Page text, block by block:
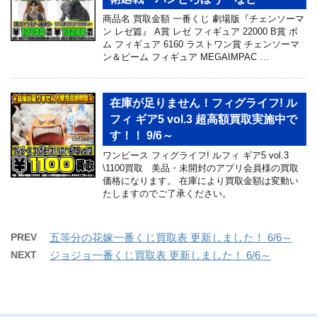
商品名 買取金額 一番くじ 劇場版『チェンソーマ
ン レゼ篇』 A賞 レゼ フィギュア 22000 B賞 ボ
ム フィギュア 6160 ラストワン賞 チェンソーマ
ン＆ビーム フィギュア MEGAIMPAC …
在庫が足りません！フィグライフ! ル
フィ ギア5 vol.3 超高額買取実施中で
す！！ 9/6～
ワンピース フィグライフ! ルフィ ギア5 vol.3
\1100買取 美品・未開封のアプリ会員様の買取
価格になります。 在庫により買取金額は変動い
たしますのでご了承ください。
PREV 五等分の花嫁一番くじ買取表 更新しました！ 6/6～
NEXT ジョジョ一番くじ買取表 更新しました！ 6/6～